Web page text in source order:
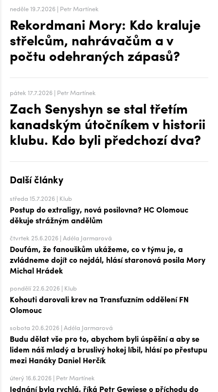
neděle 19.7.2026 | Petr Martínek
Rekordmani Mory: Kdo kraluje
střelcům, nahrávačům a v
počtu odehraných zápasů?
pátek 17.7.2026 | Petr Martínek
Zach Senyshyn se stal třetím
kanadským útočníkem v historii
klubu. Kdo byli předchozí dva?
Další články
středa 15.7.2026 | Klub
Postup do extraligy, nová posilovna? HC Olomouc
děkuje strážným andělům
čtvrtek 25.6.2026 | Adéla Jarmarová
Doufám, že fanouškům ukážeme, co v týmu je, a
zvládneme dojít co nejdál, hlásí staronová posila Mory
Michal Hrádek
pondělí 22.6.2026 | Klub
Kohouti darovali krev na Transfuzním oddělení FN
Olomouc
sobota 20.6.2026 | Adéla Jarmarová
Budu dělat vše pro to, abychom byli úspěšní a aby se
lidem náš mladý a bruslivý hokej líbil, hlásí po přestupu
mezi Hanáky Daniel Herčík
úterý 16.6.2026 | Petr Martínek
Jednání byla rychlá, říká Petr Gewiese o příchodu do